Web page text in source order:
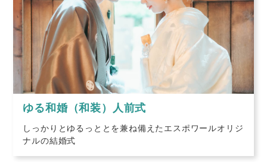
ゆる和婚（和装）人前式
しっかりとゆるっととを兼ね備えたエスポワールオリジ
ナルの結婚式